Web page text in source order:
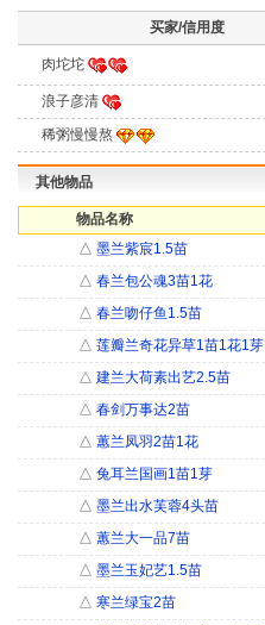
买家/信用度
肉坨坨
浪子彦清
稀粥慢慢熬
其他物品
物品名称
△ 墨兰紫宸1.5苗
△ 春兰包公魂3苗1花
△ 春兰吻仔鱼1.5苗
△ 莲瓣兰奇花异草1苗1花1芽
△ 建兰大荷素出艺2.5苗
△ 春剑万事达2苗
△ 蕙兰凤羽2苗1花
△ 兔耳兰国画1苗1芽
△ 墨兰出水芙蓉4头苗
△ 蕙兰大一品7苗
△ 墨兰玉妃艺1.5苗
△ 寒兰绿宝2苗